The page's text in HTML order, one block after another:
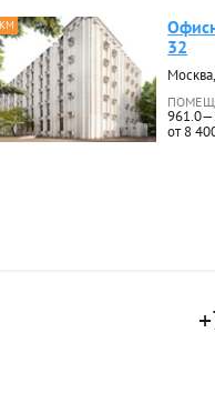
32
от 8